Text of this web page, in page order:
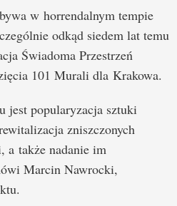
w horrendalnym tempie
odkąd siedem lat temu
Świadoma Przestrzeń
101 Murali dla Krakowa.
jest popularyzacja sztuki
zniszczonych
a także nadanie im
Marcin Nawrocki,